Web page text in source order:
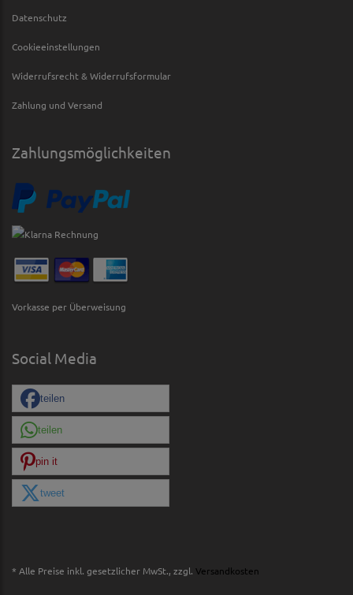
Datenschutz
Cookieeinstellungen
Widerrufsrecht & Widerrufsformular
Zahlung und Versand
Zahlungsmöglichkeiten
Vorkasse per Überweisung
Social Media
teilen
teilen
pin it
tweet
* Alle Preise inkl. gesetzlicher MwSt., zzgl. Versandkosten